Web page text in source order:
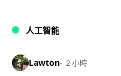
人工智能
Lawton 2 小時